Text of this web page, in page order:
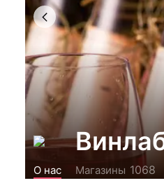
О нас Магазины 1068